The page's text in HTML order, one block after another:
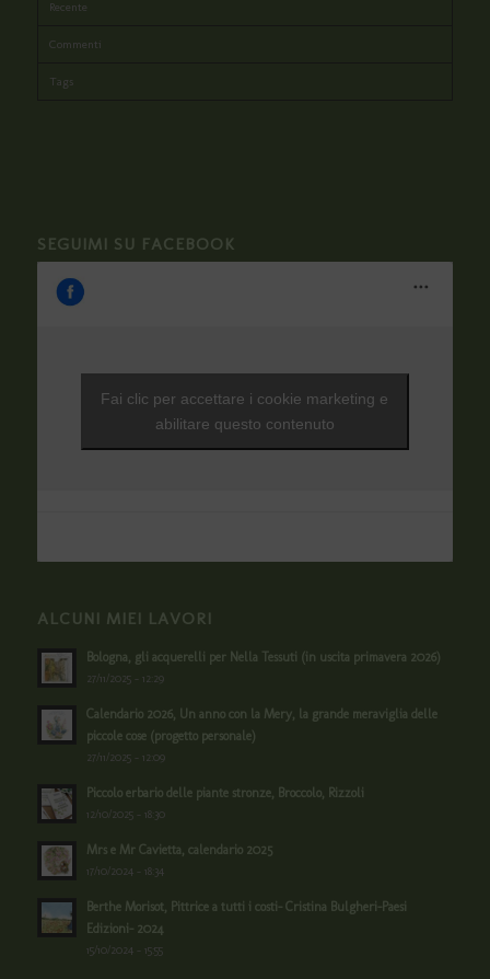
Recente
Commenti
Tags
SEGUIMI SU FACEBOOK
Fai clic per accettare i cookie marketing e
abilitare questo contenuto
ALCUNI MIEI LAVORI
Bologna, gli acquerelli per Nella Tessuti (in uscita primavera 2026)
27/11/2025 - 12:29
Calendario 2026, Un anno con la Mery, la grande meraviglia delle
piccole cose (progetto personale)
27/11/2025 - 12:09
Piccolo erbario delle piante stronze, Broccolo, Rizzoli
12/10/2025 - 18:30
Mrs e Mr Cavietta, calendario 2025
17/10/2024 - 18:34
Berthe Morisot, Pittrice a tutti i costi- Cristina Bulgheri-Paesi
Edizioni- 2024
15/10/2024 - 15:55